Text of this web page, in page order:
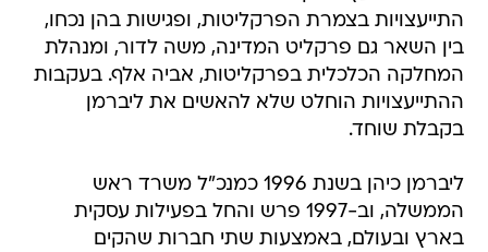
התייעצויות בצמרת הפרקליטות, ופגישות בהן נכחו,
בין השאר גם פרקליט המדינה, משה לדור, ומנהלת
המחלקה הכלכלית בפרקליטות, אביה אלף. בעקבות
ההתייעצויות הוחלט שלא להאשים את ליברמן
בקבלת שוחד.
ליברמן כיהן בשנת 1996 כמנכ"ל משרד ראש
הממשלה, וב-1997 פרש והחל בפעילות עסקית
בארץ ובעולם, באמצעות שתי חברות שהקים